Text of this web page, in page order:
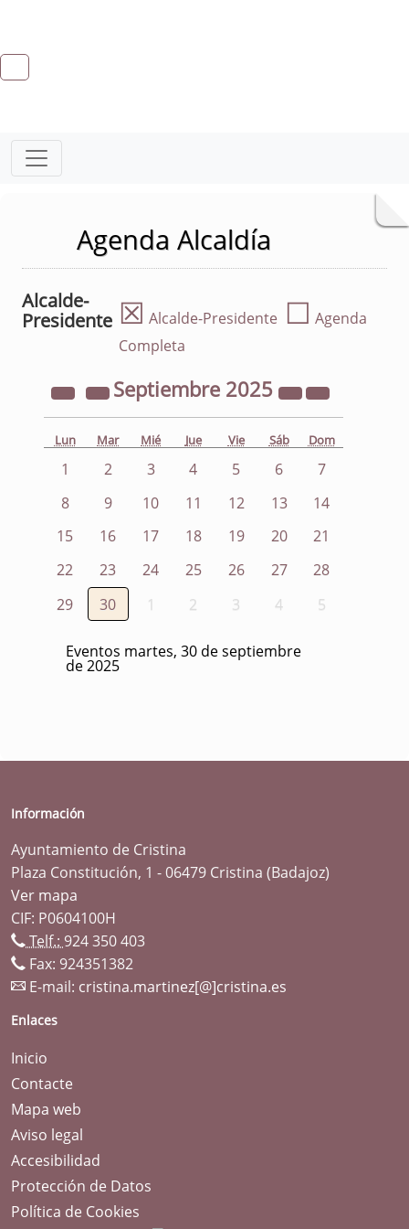
Agenda Alcaldía
Alcalde-
Presidente ☒ Alcalde-Presidente ☐ Agenda
Completa
Septiembre 2025
Lun Mar Mié Jue Vie Sáb Dom
1 2 3 4 5 6
7
8
9 10 11 12 13
14
15
16 17 18 19 20
21
22
23 24 25 26 27
28
29
30 1 2 3 4 5
Eventos martes, 30 de septiembre
de 2025
Información
Ayuntamiento de Cristina
Plaza Constitución, 1 - 06479 Cristina (Badajoz)
Ver mapa
CIF: P0604100H
Telf.: 924 350 403
Fax: 924351382
E-mail: cristina.martinez[@]cristina.es
Enlaces
Inicio
Contacte
Mapa web
Aviso legal
Accesibilidad
Protección de Datos
Política de Cookies